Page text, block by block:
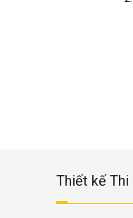
Thiết kế Thi